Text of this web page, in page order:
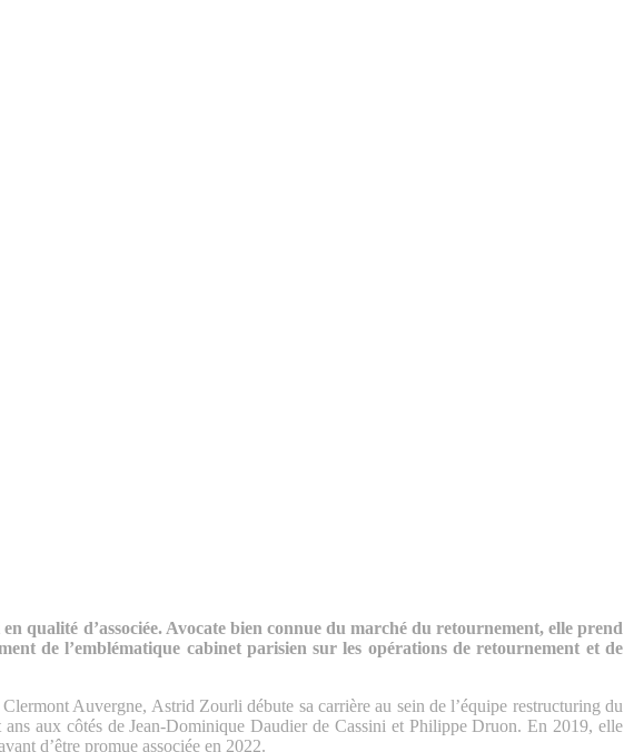
d’associée. Avocate bien connue du marché du retournement, elle prend
de l’emblématique cabinet parisien sur les opérations de retournement et de
Auvergne, Astrid Zourli débute sa carrière au sein de l’équipe restructuring du
aux côtés de Jean-Dominique Daudier de Cassini et Philippe Druon. En 2019, elle
d’être promue associée en 2022.